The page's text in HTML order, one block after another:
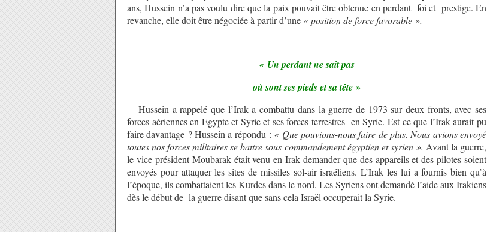
ans, Hussein n’a pas voulu dire que la paix pouvait être obtenue en perdant foi et prestige. En
revanche, elle doit être négociée à partir d’une « position de force favorable ».
« Un perdant ne sait pas
où sont ses pieds et sa tête »
Hussein a rappelé que l’Irak a combattu dans la guerre de 1973 sur deux fronts, avec ses
forces aériennes en Egypte et Syrie et ses forces terrestres en Syrie. Est-ce que l’Irak aurait pu
faire davantage ? Hussein a répondu : « Que pouvions-nous faire de plus. Nous avions envoyé
toutes nos forces militaires se battre sous commandement égyptien et syrien ». Avant la guerre,
le vice-président Moubarak était venu en Irak demander que des appareils et des pilotes soient
envoyés pour attaquer les sites de missiles sol-air israéliens. L’Irak les lui a fournis bien qu’à
l’époque, ils combattaient les Kurdes dans le nord. Les Syriens ont demandé l’aide aux Irakiens
dès le début de la guerre disant que sans cela Israël occuperait la Syrie.